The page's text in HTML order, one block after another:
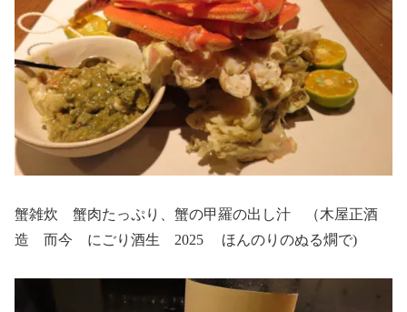
蟹雑炊 蟹肉たっぷり、蟹の甲羅の出し汁 （木屋正酒
造 而今 にごり酒生 2025 ほんのりのぬる燗で)